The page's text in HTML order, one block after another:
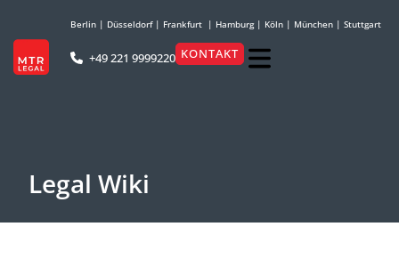
Berlin | Düsseldorf| Frankfurt | Hamburg| Köln | München | Stuttgart
+49 221 9999220 KONTAKT
Legal Wiki